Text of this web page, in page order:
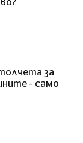
за
– само